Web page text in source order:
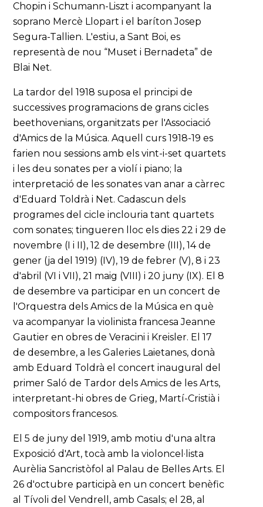
Chopin i Schumann-Liszt i acompanyant la
soprano Mercè Llopart i el baríton Josep
Segura-Tallien. L'estiu, a Sant Boi, es
representà de nou “Muset i Bernadeta” de
Blai Net.
La tardor del 1918 suposa el principi de
successives programacions de grans cicles
beethovenians, organitzats per l'Associació
d'Amics de la Música. Aquell curs 1918-19 es
farien nou sessions amb els vint-i-set quartets
i les deu sonates per a violí i piano; la
interpretació de les sonates van anar a càrrec
d'Eduard Toldrà i Net. Cadascun dels
programes del cicle inclouria tant quartets
com sonates; tingueren lloc els dies 22 i 29 de
novembre (I i II), 12 de desembre (III), 14 de
gener (ja del 1919) (IV), 19 de febrer (V), 8 i 23
d'abril (VI i VII), 21 maig (VIII) i 20 juny (IX). El 8
de desembre va participar en un concert de
l'Orquestra dels Amics de la Música en què
va acompanyar la violinista francesa Jeanne
Gautier en obres de Veracini i Kreisler. El 17
de desembre, a les Galeries Laietanes, donà
amb Eduard Toldrà el concert inaugural del
primer Saló de Tardor dels Amics de les Arts,
interpretant-hi obres de Grieg, Martí-Cristià i
compositors francesos.
El 5 de juny del 1919, amb motiu d'una altra
Exposició d'Art, tocà amb la violoncel·lista
Aurèlia Sancristòfol al Palau de Belles Arts. El
26 d'octubre participà en un concert benèfic
al Tívoli del Vendrell, amb Casals; el 28, al